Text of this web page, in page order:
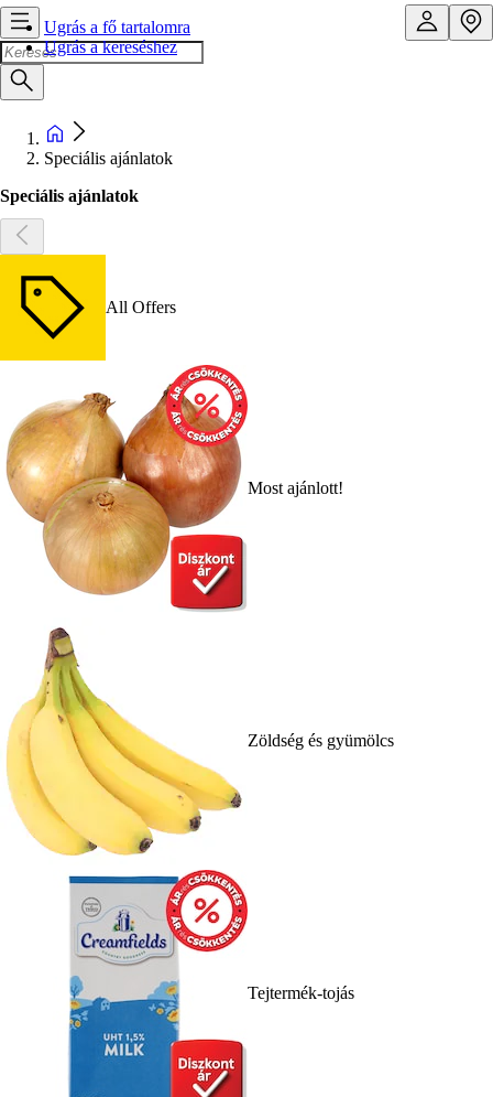
Ugrás a fő tartalomra
Ugrás a kereséshez
Speciális ajánlatok
Speciális ajánlatok
All Offers
Most ajánlott!
Zöldség és gyümölcs
Tejtermék-tojás